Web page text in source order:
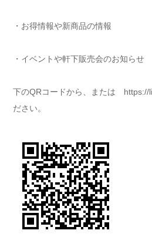
・お得情報や新商品の情報
・イベントや軒下販売会のお知らせ
下のQRコードから、または https://
ださい。